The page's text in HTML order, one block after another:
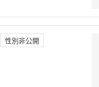
性別非公開